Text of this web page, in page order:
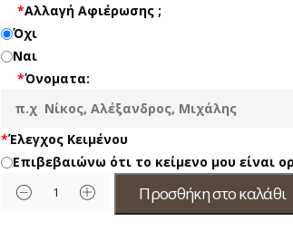
*Αλλαγή Αφιέρωσης ;
Όχι
Ναι
*Όνοματα:
*Έλεγχος Κειμένου
Επιβεβαιώνω ότι το κείμενο μου είναι
Προσθήκη στο καλάθι